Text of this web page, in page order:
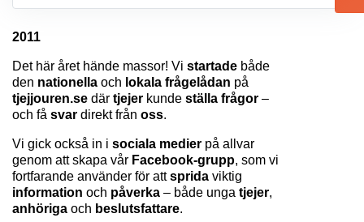
2011
Det här året hände massor! Vi startade både
den nationella och lokala frågelådan på
tjejjouren.se där tjejer kunde ställa frågor –
och få svar direkt från oss.
Vi gick också in i sociala medier på allvar
genom att skapa vår Facebook-grupp, som vi
fortfarande använder för att sprida
information och påverka – både unga tjejer
anhöriga och beslutsfattare.